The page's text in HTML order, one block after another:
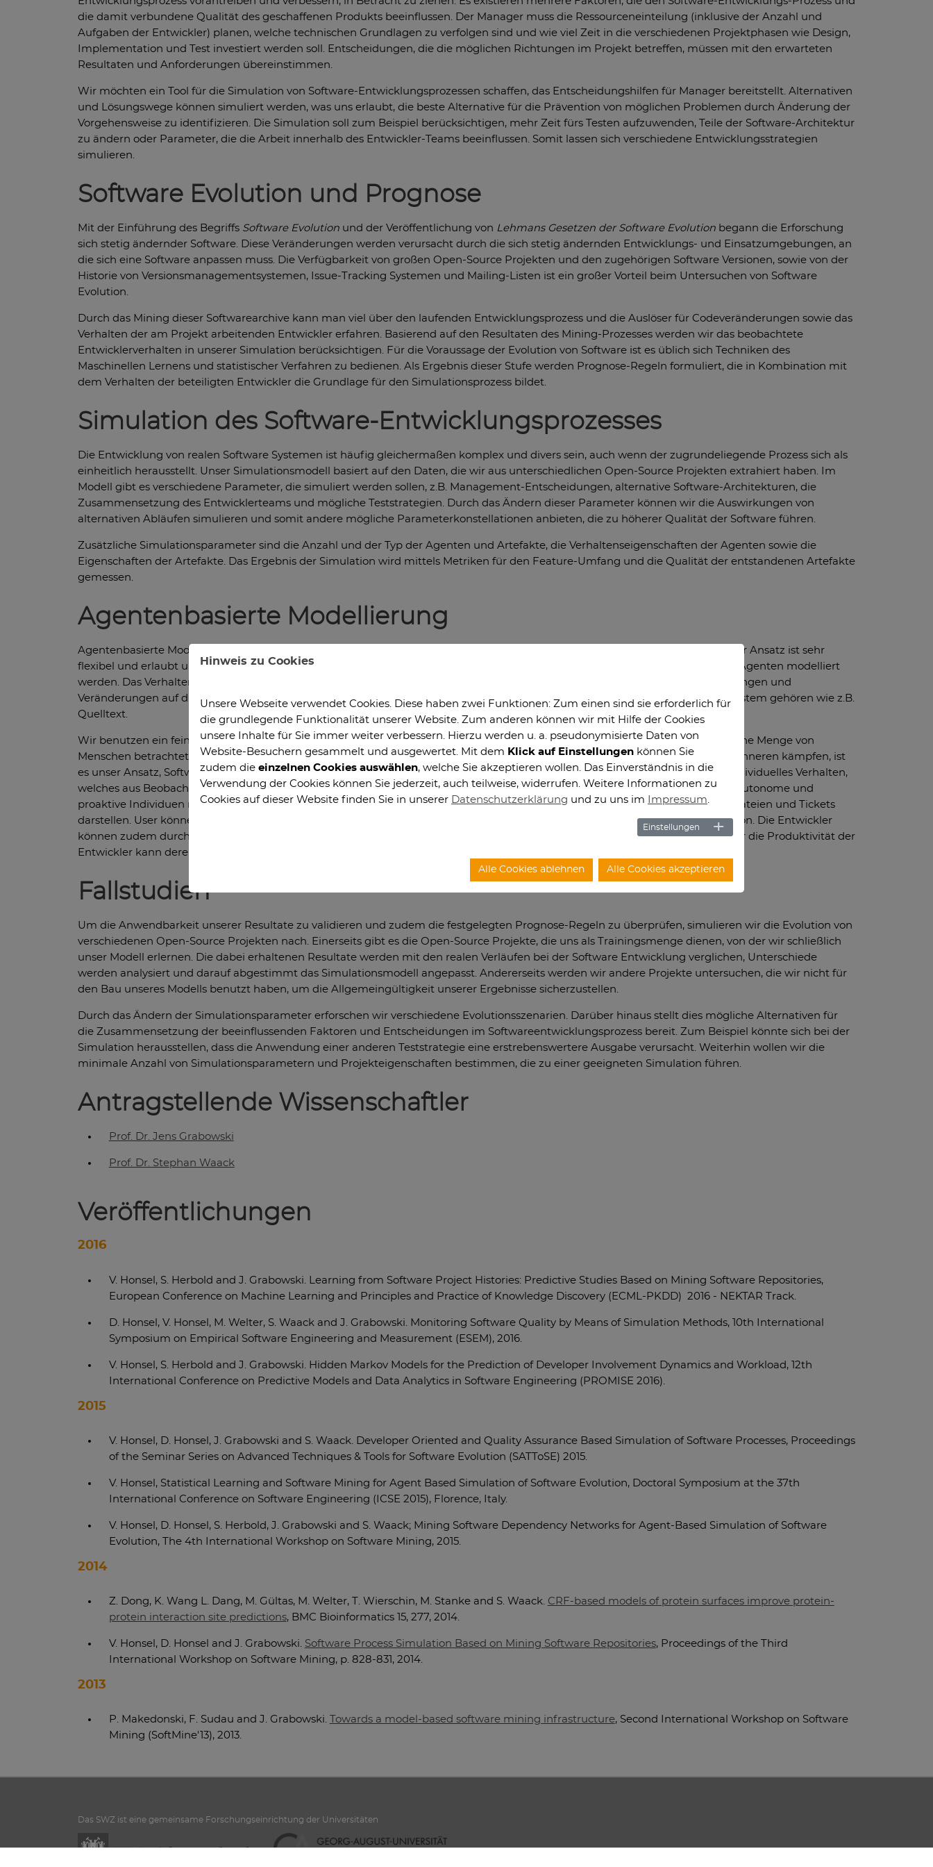
die damit verbundene Qualität des geschaffenen Produkts beeinflussen. Der Manager muss die Ressourceneinteilung (inklusive der Anzahl und
Aufgaben der Entwickler) planen, welche technischen Grundlagen zu verfolgen sind und wie viel Zeit in die verschiedenen Projektphasen wie Design,
Implementation und Test investiert werden soll. Entscheidungen, die die möglichen Richtungen im Projekt betreffen, müssen mit den erwarteten
Resultaten und Anforderungen übereinstimmen.
Wir möchten ein Tool für die Simulation von Software-Entwicklungsprozessen schaffen, das Entscheidungshilfen für Manager bereitstellt. Alternativen
und Lösungswege können simuliert werden, was uns erlaubt, die beste Alternative für die Prävention von möglichen Problemen durch Änderung der
Vorgehensweise zu identifizieren. Die Simulation soll zum Beispiel berücksichtigen, mehr Zeit fürs Testen aufzuwenden, Teile der Software-Architektur
zu ändern oder Parameter, die die Arbeit innerhalb des Entwickler-Teams beeinflussen. Somit lassen sich verschiedene Entwicklungsstrategien
simulieren.
Software Evolution und Prognose
Mit der Einführung des Begriffs Software Evolution und der Veröffentlichung von Lehmans Gesetzen der Software Evolution begann die Erforschung
sich stetig ändernder Software. Diese Veränderungen werden verursacht durch die sich stetig ändernden Entwicklungs- und Einsatzumgebungen, an
die sich eine Software anpassen muss. Die Verfügbarkeit von großen Open-Source Projekten und den zugehörigen Software Versionen, sowie von der
Historie von Versionsmanagementsystemen, Issue-Tracking Systemen und Mailing-Listen ist ein großer Vorteil beim Untersuchen von Software
Evolution.
Durch das Mining dieser Softwarearchive kann man viel über den laufenden Entwicklungsprozess und die Auslöser für Codeveränderungen sowie das
Verhalten der am Projekt arbeitenden Entwickler erfahren. Basierend auf den Resultaten des Mining-Prozesses werden wir das beobachtete
Entwicklerverhalten in unserer Simulation berücksichtigen. Für die Voraussage der Evolution von Software ist es üblich sich Techniken des
Maschinellen Lernens und statistischer Verfahren zu bedienen. Als Ergebnis dieser Stufe werden Prognose-Regeln formuliert, die in Kombination mit
dem Verhalten der beteiligten Entwickler die Grundlage für den Simulationsprozess bildet.
Simulation des Software-Entwicklungsprozesses
Die Entwicklung von realen Software Systemen ist häufig gleichermaßen komplex und divers sein, auch wenn der zugrundeliegende Prozess sich als
einheitlich herausstellt. Unser Simulationsmodell basiert auf den Daten, die wir aus unterschiedlichen Open-Source Projekten extrahiert haben. Im
Modell gibt es verschiedene Parameter, die simuliert werden sollen, z.B. Management-Entscheidungen, alternative Software-Architekturen, die
Zusammensetzung des Entwicklerteams und mögliche Teststrategien. Durch das Ändern dieser Parameter können wir die Auswirkungen von
alternativen Abläufen simulieren und somit andere mögliche Parameterkonstellationen anbieten, die zu höherer Qualität der Software führen.
Zusätzliche Simulationsparameter sind die Anzahl und der Typ der Agenten und Artefakte, die Verhaltenseigenschaften der Agenten sowie die
Eigenschaften der Artefakte. Das Ergebnis der Simulation wird mittels Metriken für den Feature-Umfang und die Qualität der entstandenen Artefakte
gemessen.
Agentenbasierte Modellierung
Agentenbasierte Modellierung und Simulation modelliert Systeme, die auf interagierenden Individuen basieren (Agenten). Dieser Ansatz ist sehr
flexibel und erlaubt uns komplexe Systeme zu beschreiben: Das Wachstum der Komplexität kann hierbei z.B. implizit durch die Agenten modelliert
werden. Das Verhalten wir als eine Abfolge von durch die Agenten ausgeführten Aktivitäten modelliert, was wiederum Auswirkungen und
Veränderungen auf die Artefakte hat, an denen sie arbeiten. Die Artefakte repräsentieren passive Entitäten, die zum Software System gehören wie z.B.
Quelltext.
Wir benutzen ein fein granulares Meta-Model zur Modellierung von Agenten und Artefakte. Wenn man Software Evolution als eine Menge von
Menschen betrachtet, die mit den sich ändernden Anforderungen auf der Außenseite und mit der Komplexität des Systems im Inneren kämpfen, ist
es unser Ansatz, Software Evolution vom Ausgangspunkt menschlichen Verhaltens zu modellieren. Die Agenten besitzen also individuelles Verhalten,
welches aus Beobachtungen von realem Verhalten abgeleitet wurde. Die Agenten können Entwickler, Tester und User sein, die autonome und
proaktive Individuen repräsentieren. Sie kommunizieren untereinander und arbeiten auf den Artefakten, die z.B. Source Code-Dateien und Tickets
darstellen. User können neue Features anfragen, Tester erstellen Bug Reports und Entwickler schreiben Code und Dokumentation. Die Entwickler
können zudem durch ihre Umgebung sowie durch persönliche Komponenten beeinflusst werden. Andere mögliche Faktoren für die Produktivität der
Entwickler kann deren Erfahrung und Kompetenz sein.
Fallstudien
Um die Anwendbarkeit unserer Resultate zu validieren und zudem die festgelegten Prognose-Regeln zu überprüfen, simulieren wir die Evolution von
verschiedenen Open-Source Projekten nach. Einerseits gibt es die Open-Source Projekte, die uns als Trainingsmenge dienen, von der wir schließlich
unser Modell erlernen. Die dabei erhaltenen Resultate werden mit den realen Verläufen bei der Software Entwicklung verglichen, Unterschiede
werden analysiert und darauf abgestimmt das Simulationsmodell angepasst. Andererseits werden wir andere Projekte untersuchen, die wir nicht für
den Bau unseres Modells benutzt haben, um die Allgemeingültigkeit unserer Ergebnisse sicherzustellen.
Durch das Ändern der Simulationsparameter erforschen wir verschiedene Evolutionsszenarien. Darüber hinaus stellt dies mögliche Alternativen für
die Zusammensetzung der beeinflussenden Faktoren und Entscheidungen im Softwareentwicklungsprozess bereit. Zum Beispiel könnte sich bei der
Simulation herausstellen, dass die Anwendung einer anderen Teststrategie eine erstrebenswertere Ausgabe verursacht. Weiterhin wollen wir die
minimale Anzahl von Simulationsparametern und Projekteigenschaften bestimmen, die zu einer geeigneten Simulation führen.
Antragstellende Wissenschaftler
Prof. Dr. Jens Grabowski
Prof. Dr. Stephan Waack
Veröffentlichungen
2016
V. Honsel, S. Herbold and J. Grabowski. Learning from Software Project Histories: Predictive Studies Based on Mining Software Repositories,
European Conference on Machine Learning and Principles and Practice of Knowledge Discovery (ECML-PKDD) 2016 - NEKTAR Track.
D. Honsel, V. Honsel, M. Welter, S. Waack and J. Grabowski. Monitoring Software Quality by Means of Simulation Methods, 10th International
Symposium on Empirical Software Engineering and Measurement (ESEM), 2016.
V. Honsel, S. Herbold and J. Grabowski. Hidden Markov Models for the Prediction of Developer Involvement Dynamics and Workload, 12th
International Conference on Predictive Models and Data Analytics in Software Engineering (PROMISE 2016).
2015
V. Honsel, D. Honsel, J. Grabowski and S. Waack. Developer Oriented and Quality Assurance Based Simulation of Software Processes, Proceedings
of the Seminar Series on Advanced Techniques & Tools for Software Evolution (SATToSE) 2015.
V. Honsel, Statistical Learning and Software Mining for Agent Based Simulation of Software Evolution, Doctoral Symposium at the 37th
International Conference on Software Engineering (ICSE 2015), Florence, Italy.
V. Honsel, D. Honsel, S. Herbold, J. Grabowski and S. Waack; Mining Software Dependency Networks for Agent-Based Simulation of Software
Evolution, The 4th International Workshop on Software Mining, 2015.
2014
Z. Dong, K. Wang L. Dang, M. Gültas, M. Welter, T. Wierschin, M. Stanke and S. Waack. CRF-based models of protein surfaces improve protein-
protein interaction site predictions, BMC Bioinformatics 15, 277, 2014.
V. Honsel, D. Honsel and J. Grabowski. Software Process Simulation Based on Mining Software Repositories, Proceedings of the Third
International Workshop on Software Mining, p. 828-831, 2014.
2013
P. Makedonski, F. Sudau and J. Grabowski. Towards a model-based software mining infrastructure, Second International Workshop on Software
Mining (SoftMine'13), 2013.
Das SWZ ist eine gemeinsame Forschungseinrichtung der Universitäten
Hinweis zu Cookies
Unsere Webseite verwendet Cookies. Diese haben zwei Funktionen: Zum einen sind sie erforderlich für
die grundlegende Funktionalität unserer Website. Zum anderen können wir mit Hilfe der Cookies
unsere Inhalte für Sie immer weiter verbessern. Hierzu werden u. a. pseudonymisierte Daten von
Website-Besuchern gesammelt und ausgewertet. Mit dem Klick auf Einstellungen können Sie
zudem die einzelnen Cookies auswählen, welche Sie akzeptieren wollen. Das Einverständnis in die
Verwendung der Cookies können Sie jederzeit, auch teilweise, widerrufen. Weitere Informationen zu
Cookies auf dieser Website finden Sie in unserer Datenschutzerklärung und zu uns im Impressum.
Einstellungen
Alle Cookies ablehnen Alle Cookies akzeptieren